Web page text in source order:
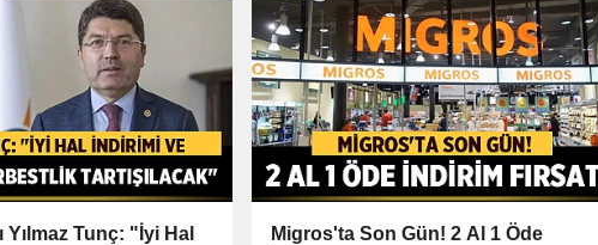
Yılmaz Tunç: "İyi Hal
Migros'ta Son Gün! 2 Al 1 Öde